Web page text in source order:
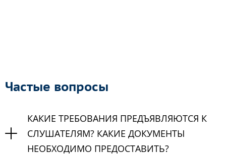
Частые вопросы
КАКИЕ ТРЕБОВАНИЯ ПРЕДЪЯВЛЯЮТСЯ К
СЛУШАТЕЛЯМ? КАКИЕ ДОКУМЕНТЫ
НЕОБХОДИМО ПРЕДОСТАВИТЬ?